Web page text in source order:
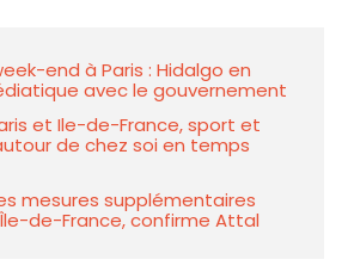
end à Paris : Hidalgo en
avec le gouvernement
et Ile-de-France, sport et
de chez soi en temps
mesures supplémentaires
de-France, confirme Attal